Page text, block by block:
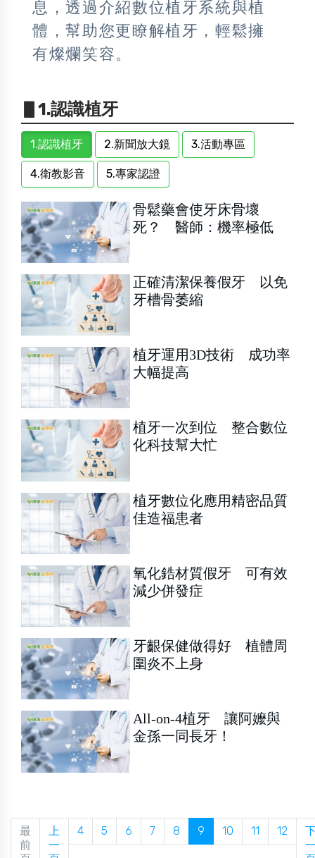
息，透過介紹數位植牙系統與植
體，幫助您更瞭解植牙，輕鬆擁
有燦爛笑容。
▋1.認識植牙
1.認識植牙 2.新聞放大鏡 3.活動專區
4.衛教影音 5.專家認證
骨鬆藥會使牙床骨壞
死？ 醫師：機率極低
正確清潔保養假牙 以免
牙槽骨萎縮
植牙運用3D技術 成功率
大幅提高
植牙一次到位 整合數位
化科技幫大忙
植牙數位化應用精密品質
佳造福患者
氧化鋯材質假牙 可有效
減少併發症
牙齦保健做得好 植體周
圍炎不上身
All-on-4植牙 讓阿嬤與
金孫一同長牙！
最
前
上
一
4 5 6 7 8 9 10 11 12